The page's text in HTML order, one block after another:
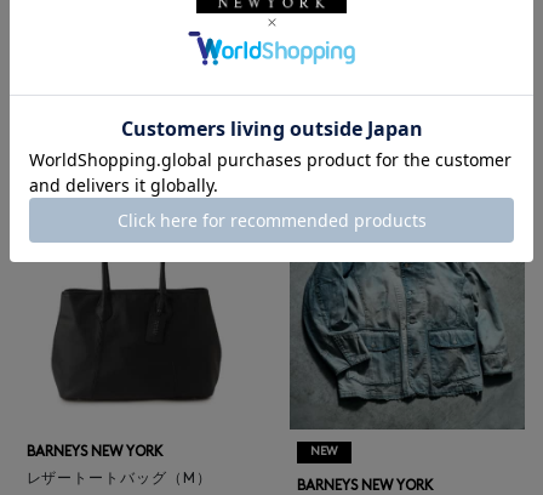
ELLM ホースレザーブルゾン
¥165,000
NEW
グ／ドット柄
¥6,600
BARNEYS NEW YORK
レザートートバッグ（M）
NEW
BARNEYS NEW YORK